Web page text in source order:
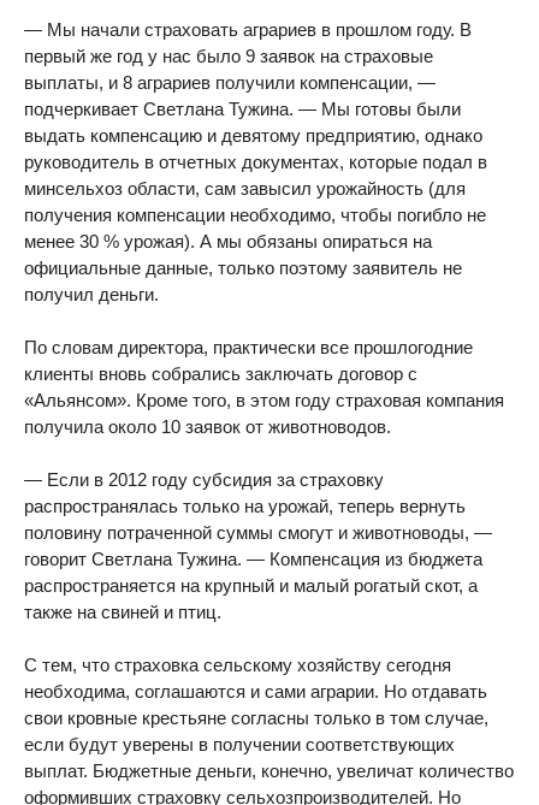
— Мы начали страховать аграриев в прошлом году. В
первый же год у нас было 9 заявок на страховые
выплаты, и 8 аграриев получили компенсации, —
подчеркивает Светлана Тужина. — Мы готовы были
выдать компенсацию и девятому предприятию, однако
руководитель в отчетных документах, которые подал в
минсельхоз области, сам завысил урожайность (для
получения компенсации необходимо, чтобы погибло не
менее 30 % урожая). А мы обязаны опираться на
официальные данные, только поэтому заявитель не
получил деньги.
По словам директора, практически все прошлогодние
клиенты вновь собрались заключать договор с
«Альянсом». Кроме того, в этом году страховая компания
получила около 10 заявок от животноводов.
— Если в 2012 году субсидия за страховку
распространялась только на урожай, теперь вернуть
половину потраченной суммы смогут и животноводы, —
говорит Светлана Тужина. — Компенсация из бюджета
распространяется на крупный и малый рогатый скот, а
также на свиней и птиц.
С тем, что страховка сельскому хозяйству сегодня
необходима, соглашаются и сами аграрии. Но отдавать
свои кровные крестьяне согласны только в том случае,
если будут уверены в получении соответствующих
выплат. Бюджетные деньги, конечно, увеличат количество
оформивших страховку сельхозпроизводителей. Но